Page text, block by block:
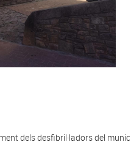
dels desfibril·ladors del